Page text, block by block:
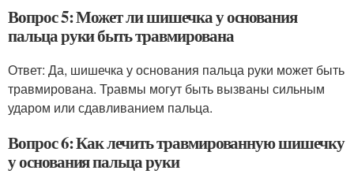
Вопрос 5: Может ли шишечка у основания
пальца руки быть травмирована
Ответ: Да, шишечка у основания пальца руки может быть
травмирована. Травмы могут быть вызваны сильным
ударом или сдавливанием пальца.
Вопрос 6: Как лечить травмированную шишечку
у основания пальца руки